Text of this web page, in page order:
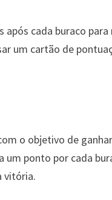
cada buraco
um cartão de
o objetivo de
ponto por cada
vitória.